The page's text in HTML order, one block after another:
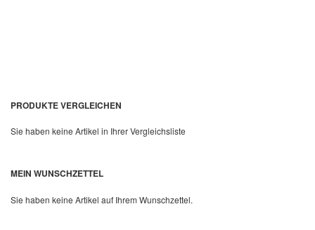
Quickview
PRODUKTE VERGLEICHEN
Sie haben keine Artikel in Ihrer Vergleichsliste
MEIN WUNSCHZETTEL
Sie haben keine Artikel auf Ihrem Wunschzettel.